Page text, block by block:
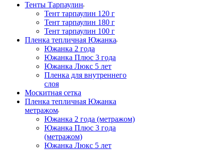
Тенты Тарпаулин
Тент тарпаулин 120 г
Тент тарпаулин 180 г
Тент тарпаулин 100 г
Пленка тепличная Южанка
Южанка 2 года
Южанка Плюс 3 года
Южанка Люкс 5 лет
Пленка для внутреннего
слоя
Москитная сетка
Пленка тепличная Южанка
метражом
Южанка 2 года (метражом)
Южанка Плюс 3 года
(метражом)
Южанка Люкс 5 лет